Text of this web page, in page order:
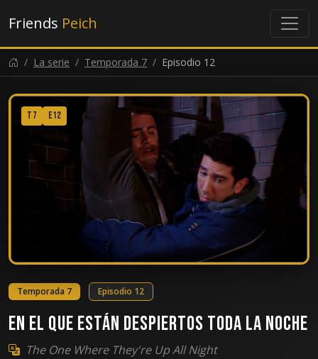
Friends Peich
La serie Temporada 7 Episodio 12
T7 E12
Temporada 7 Episodio 12
En el que están despiertos toda la noche
The One Where They're Up All Night